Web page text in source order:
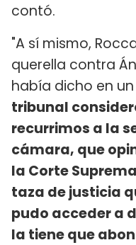
contó.
"A sí mismo,
querella contra
había dicho en
tribunal
recurrimos a la
cámara, que
la Corte
taza de justicia
pudo acceder a
la tiene que